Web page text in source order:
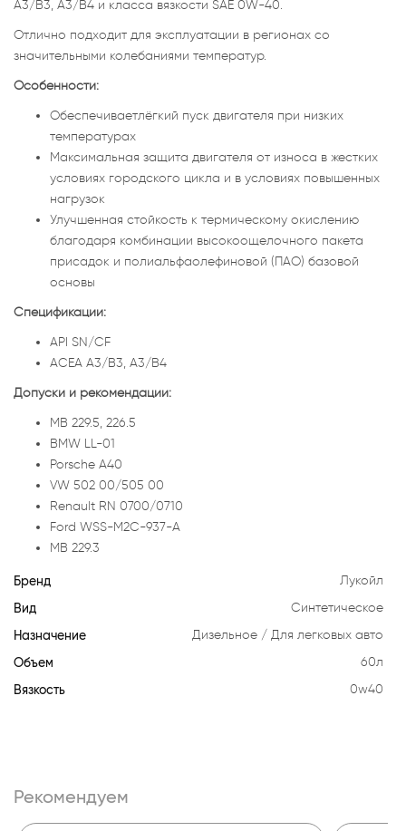
A3/B3, A3/B4 и класса вязкости SAE 0W-40.
Отлично подходит для эксплуатации в регионах со
значительными колебаниями температур.
Особенности:
Обеспечиваетлёгкий пуск двигателя при низких
температурах
Максимальная защита двигателя от износа в жестких
условиях городского цикла и в условиях повышенных
нагрузок
Улучшенная стойкость к термическому окислению
благодаря комбинации высокоощелочного пакета
присадок и полиальфаолефиновой (ПАО) базовой
основы
Спецификации:
API SN/CF
ACEA A3/B3, A3/B4
Допуски и рекомендации:
MB 229.5, 226.5
BMW LL-01
Porsche A40
VW 502 00/505 00
Renault RN 0700/0710
Ford WSS-M2C-937-A
MB 229.3
Бренд Лукойл
Вид Синтетическое
Назначение Дизельное Для легковых авто
Объем 60л
Вязкость 0w40
Рекомендуем